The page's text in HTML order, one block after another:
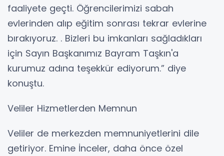
faaliyete geçti. Öğrencilerimizi sabah
evlerinden alıp eğitim sonrası tekrar evlerine
bırakıyoruz. . Bizleri bu imkanları sağladıkları
için Sayın Başkanımız Bayram Taşkın'a
kurumuz adına teşekkür ediyorum.” diye
konuştu.
Veliler Hizmetlerden Memnun
Veliler de merkezden memnuniyetlerini dile
getiriyor. Emine İnceler, daha önce özel